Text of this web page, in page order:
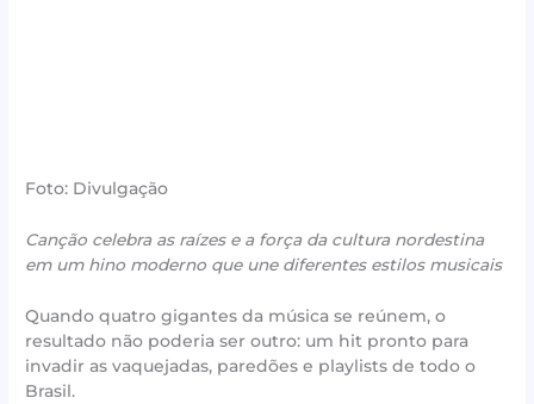
Foto: Divulgação
Canção celebra as raízes e a força da cultura nordestina
em um hino moderno que une diferentes estilos musicais
Quando quatro gigantes da música se reúnem, o
resultado não poderia ser outro: um hit pronto para
invadir as vaquejadas, paredões e playlists de todo o
Brasil.